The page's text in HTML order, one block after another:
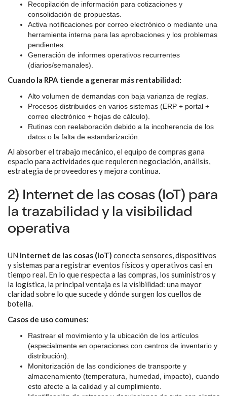
Recopilación de información para cotizaciones y
consolidación de propuestas.
Activa notificaciones por correo electrónico o mediante una
herramienta interna para las aprobaciones y los problemas
pendientes.
Generación de informes operativos recurrentes
(diarios/semanales).
Cuando la RPA tiende a generar más rentabilidad:
Alto volumen de demandas con baja varianza de reglas.
Procesos distribuidos en varios sistemas (ERP + portal +
correo electrónico + hojas de cálculo).
Rutinas con reelaboración debido a la incoherencia de los
datos o la falta de estandarización.
Al absorber el trabajo mecánico, el equipo de compras gana
espacio para actividades que requieren negociación, análisis,
estrategia de proveedores y mejora continua.
2) Internet de las cosas (IoT) para
la trazabilidad y la visibilidad
operativa
UN Internet de las cosas (IoT) conecta sensores, dispositivos
y sistemas para registrar eventos físicos y operativos casi en
tiempo real. En lo que respecta a las compras, los suministros y
la logística, la principal ventaja es la visibilidad: una mayor
claridad sobre lo que sucede y dónde surgen los cuellos de
botella.
Casos de uso comunes:
Rastrear el movimiento y la ubicación de los artículos
(especialmente en operaciones con centros de inventario y
distribución).
Monitorización de las condiciones de transporte y
almacenamiento (temperatura, humedad, impacto), cuando
esto afecte a la calidad y al cumplimiento.